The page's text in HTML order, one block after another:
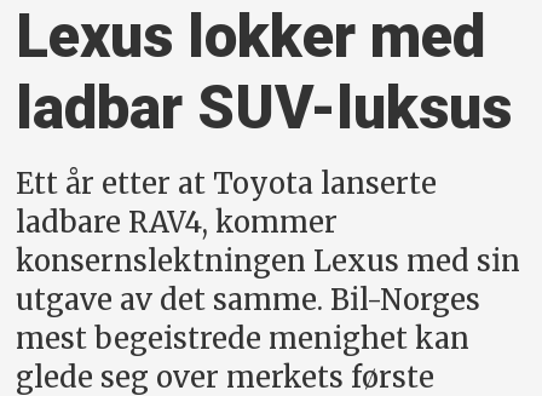
Lexus lokker med
ladbar SUV-luksus
Ett år etter at Toyota lanserte
ladbare RAV4, kommer
konsernslektningen Lexus med sin
utgave av det samme. Bil-Norges
mest begeistrede menighet kan
glede seg over merkets første